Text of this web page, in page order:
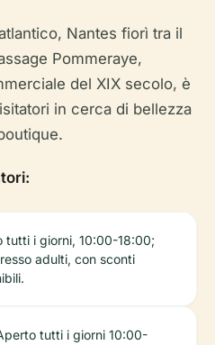
Nantes fiorì tra il
Pommeraye,
del XIX secolo, è
in cerca di bellezza
tutti i giorni, 10:00-18:00;
adulti, con sconti
tutti i giorni 10:00-